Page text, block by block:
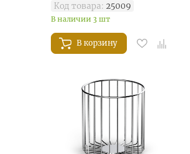
Код товара: 25009
В наличии 3 шт
В корзину